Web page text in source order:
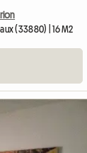
(33880) | 16 M2